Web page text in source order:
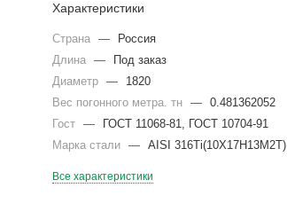
Характеристики
Страна —
Россия
Длина
—
Под заказ
Диаметр
—
1820
Вес погонного метра. тн
—
0.481362052
Гост
—
ГОСТ 11068-81, ГОСТ 10704-91
Марка стали
— AISI 316Ti(10Х17Н13М2Т)
Все характеристики